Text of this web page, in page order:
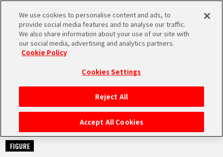
MEN
HOME
NEWS
NEWS
2026.06.19
FIGURE
We use cookies to personalise content and ads, to
provide social media features and to analyse our traffic.
We also share information about your use of our site with
our social media, advertising and analytics partners.
Cookie Policy
Cookies Settings
Reject All
Accept All Cookies